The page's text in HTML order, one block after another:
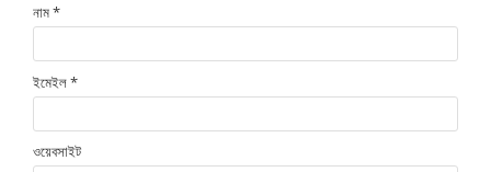
নাম*
ইমেইল*
ওয়েবসাইট